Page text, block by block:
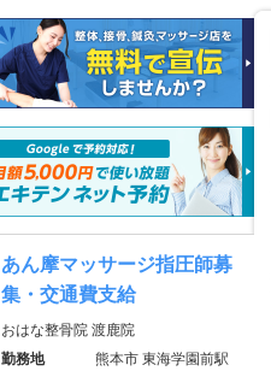
あん摩マッサージ指圧師募
集・交通費支給
おはな整骨院 渡鹿院
勤務地
熊本市 東海学園前駅